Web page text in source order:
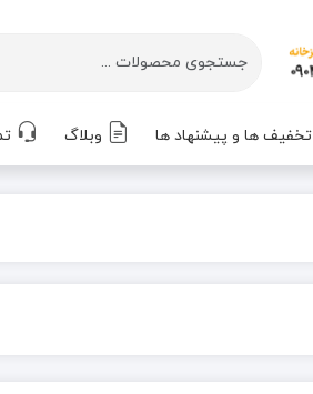
تخفیف ها و پیشنهاد ها وبلاگ